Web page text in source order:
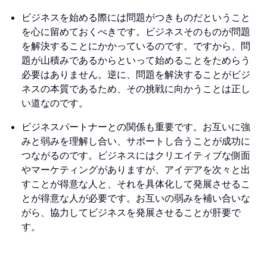
ビジネスを始める際には問題がつきものだということ
を心に留めておくべきです。ビジネスそのものが問題
を解決することにかかっているのです。ですから、問
題が山積みであるからといって始めることをためらう
必要はありません。逆に、問題を解決することがビジ
ネスの本質であるため、その挑戦に向かうことは正し
い道なのです。
ビジネスパートナーとの関係も重要です。お互いに強
みと弱みを理解し合い、サポートし合うことが成功に
つながるのです。ビジネスにはクリエイティブな側面
やマーケティングがありますが、アイデアを次々と出
すことが得意な人と、それを具体化して発展させるこ
とが得意な人が必要です。お互いの弱みを補い合いな
がら、協力してビジネスを発展させることが肝要で
す。